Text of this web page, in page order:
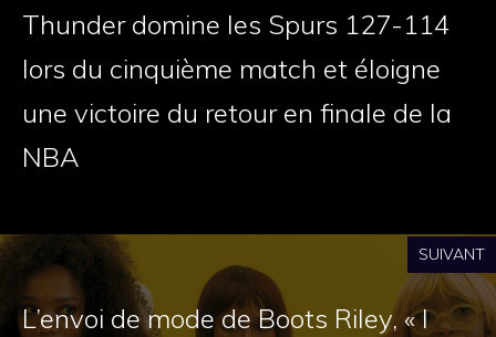
Thunder domine les Spurs 127-114
lors du cinquième match et éloigne
une victoire du retour en finale de la
NBA
SUIVANT
L’envoi de mode de Boots Riley, « I